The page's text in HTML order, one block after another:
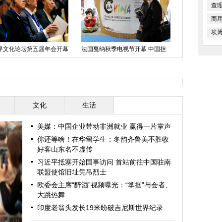
仪式在天安门广场举行 天津：达沃斯上的科技感
文化 生活
美媒：中国企业带动非洲就业 赢得一片掌声
你还等啥！在华留学生：冬韵齐鲁美不胜收
好客山东名不虚传
习近平抵塞开始国事访问 首站前往中国驻南
联盟使馆旧址凭吊烈士
欧委会主席“醉酒”视频曝光：“掌掴”与会者、
大跳热舞
印度老翁头发长19米盼破吉尼斯世界纪录
查
商
埃